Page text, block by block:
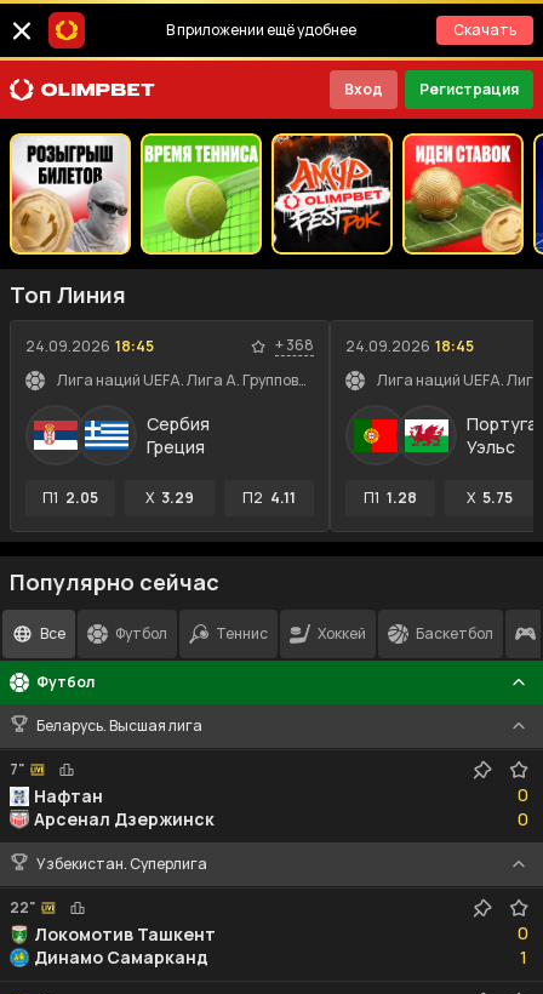
В приложении ещё удобнее Скачать
Вход Регистрация
Топ Линия
24.09.2026 18:45 +368
Лига наций UEFA. Лига A. Групповой этап
Сербия
Греция
П1 2.05 X 3.29 П2 4.11
24.09.2026 18:45
Уэльс
П1 1.28 X 5.75
Популярно сейчас
Все Футбол Теннис Хоккей Баскетбол
Футбол
Беларусь. Высшая лига
7"
Нафтан
Арсенал Дзержинск
0
0
0
0
Узбекистан. Суперлига
22"
Локомотив Ташкент
Динамо Самарканд
0
0
1
1